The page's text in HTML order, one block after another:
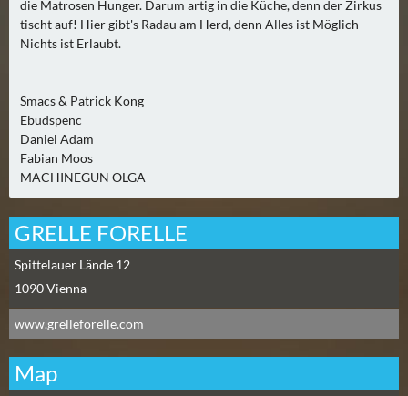
)
B
E
R
M
O
R
G
E
N
(
0
)
die Matrosen Hunger. Darum artig in die Küche, denn der Zirkus
tischt auf! Hier gibt's Radau am Herd, denn Alles ist Möglich -
Nichts ist Erlaubt.
Smacs & Patrick Kong
Ebudspenc
Daniel Adam
Fabian Moos
MACHINEGUN OLGA
GRELLE FORELLE
Spittelauer Lände 12
1090Vienna
www.grelleforelle.com
Map